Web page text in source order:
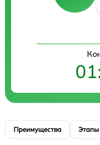
Преимущества Этапы